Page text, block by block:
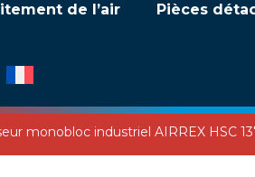
de l’air Pièces
monobloc industriel AIRREX HSC